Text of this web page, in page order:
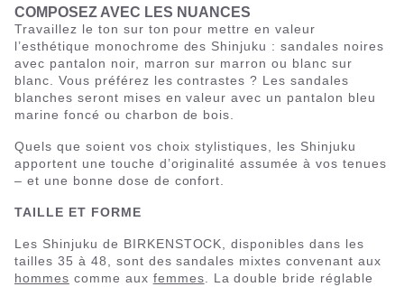
COMPOSEZ AVEC LES NUANCES
Travaillez le ton sur ton pour mettre en valeur
l’esthétique monochrome des Shinjuku : sandales noires
avec pantalon noir, marron sur marron ou blanc sur
blanc. Vous préférez les contrastes ? Les sandales
blanches seront mises en valeur avec un pantalon bleu
marine foncé ou charbon de bois.
Quels que soient vos choix stylistiques, les Shinjuku
apportent une touche d’originalité assumée à vos tenues
– et une bonne dose de confort.
TAILLE ET FORME
Les Shinjuku de BIRKENSTOCK, disponibles dans les
tailles 35 à 48, sont des sandales mixtes convenant aux
hommes comme aux femmes . La double bride réglable